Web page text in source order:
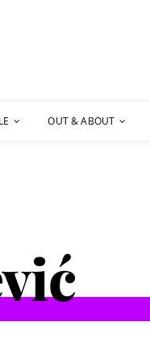
OUT & ABOUT